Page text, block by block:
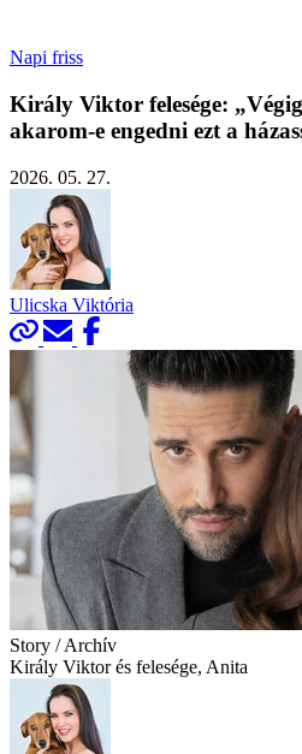
Napi friss
Király Viktor felesége:
akarom-e engedni ezt a
2026. 05. 27.
Ulicska Viktória
Story / Archív
Király Viktor és felesége, Anita